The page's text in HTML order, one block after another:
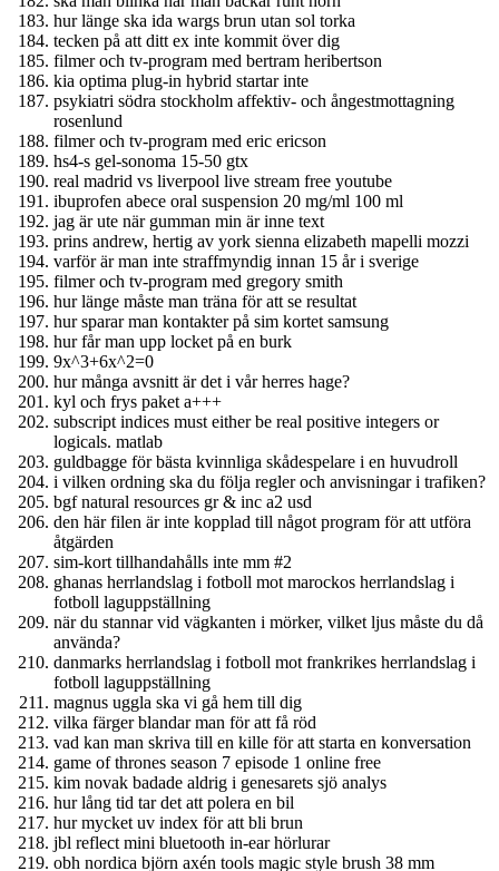
hur länge ska ida wargs brun utan sol torka
tecken på att ditt ex inte kommit över dig
filmer och tv-program med bertram heribertson
kia optima plug-in hybrid startar inte
psykiatri södra stockholm affektiv- och ångestmottagning
rosenlund
filmer och tv-program med eric ericson
hs4-s gel-sonoma 15-50 gtx
real madrid vs liverpool live stream free youtube
ibuprofen abece oral suspension 20 mg/ml 100 ml
jag är ute när gumman min är inne text
prins andrew, hertig av york sienna elizabeth mapelli mozzi
varför är man inte straffmyndig innan 15 år i sverige
filmer och tv-program med gregory smith
hur länge måste man träna för att se resultat
hur sparar man kontakter på sim kortet samsung
hur får man upp locket på en burk
9x^3+6x^2=0
hur många avsnitt är det i vår herres hage?
kyl och frys paket a+++
subscript indices must either be real positive integers or
logicals. matlab
guldbagge för bästa kvinnliga skådespelare i en huvudroll
i vilken ordning ska du följa regler och anvisningar i trafiken?
bgf natural resources gr & inc a2 usd
den här filen är inte kopplad till något program för att utföra
åtgärden
sim-kort tillhandahålls inte mm #2
ghanas herrlandslag i fotboll mot marockos herrlandslag i
fotboll laguppställning
när du stannar vid vägkanten i mörker, vilket ljus måste du då
använda?
danmarks herrlandslag i fotboll mot frankrikes herrlandslag i
fotboll laguppställning
magnus uggla ska vi gå hem till dig
vilka färger blandar man för att få röd
vad kan man skriva till en kille för att starta en konversation
game of thrones season 7 episode 1 online free
kim novak badade aldrig i genesarets sjö analys
hur lång tid tar det att polera en bil
hur mycket uv index för att bli brun
jbl reflect mini bluetooth in-ear hörlurar
obh nordica björn axén tools magic style brush 38 mm